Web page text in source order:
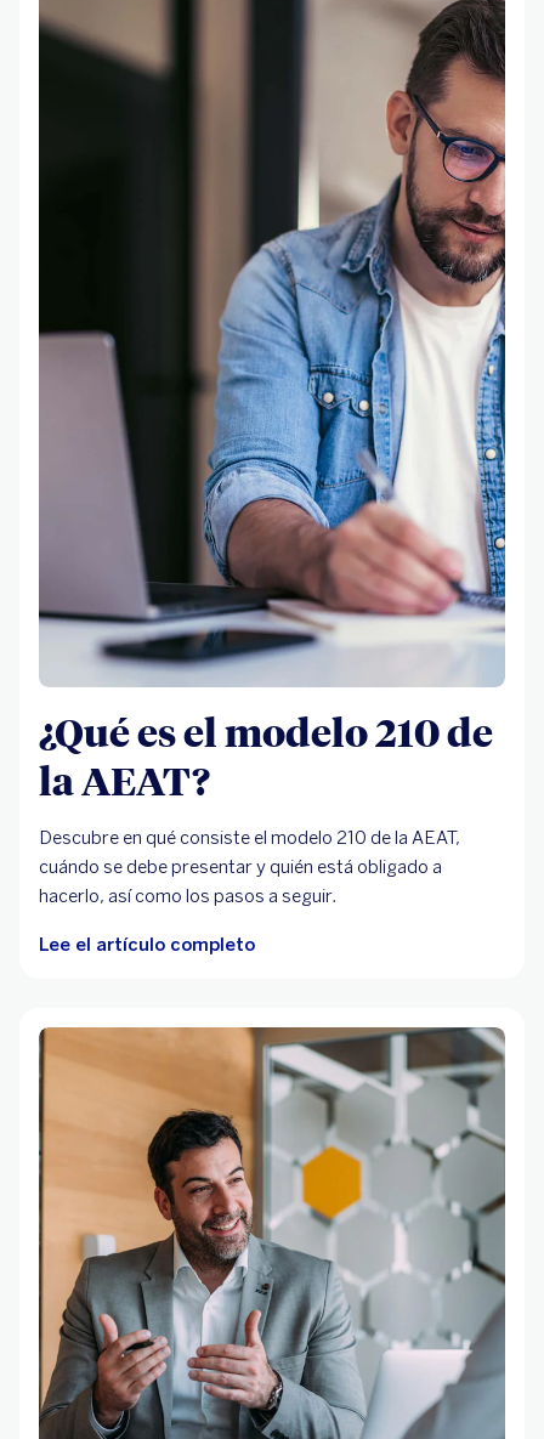
¿Qué es el modelo 210 de
la AEAT?
Descubre en qué consiste el modelo 210 de la AEAT,
cuándo se debe presentar y quién está obligado a
hacerlo, así como los pasos a seguir.
Lee el artículo completo